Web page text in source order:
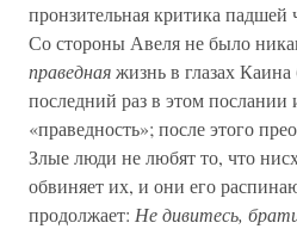
пронзительная критика падшей
Со стороны Авеля не было
праведнаяжизнь в глазах
последний раз в этом послании
«праведность»; после этого
Злые люди не любят то, что
обвиняет их, и они его
продолжает: Не дивитесь,